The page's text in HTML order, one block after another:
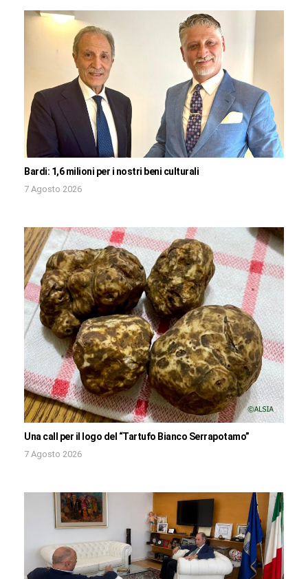
Bardi: 1,6 milioni per i nostri beni culturali
7 Agosto 2026
Una call per il logo del “Tartufo Bianco Serrapotamo”
7 Agosto 2026